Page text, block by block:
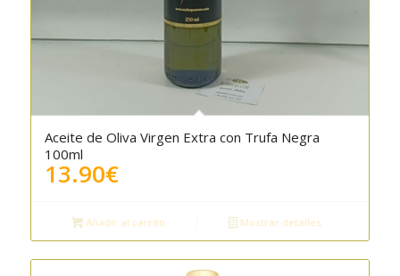
Aceite de Oliva Virgen Extra con Trufa Negra
100ml
13.90€
Añadir al carrito Mostrar detalles